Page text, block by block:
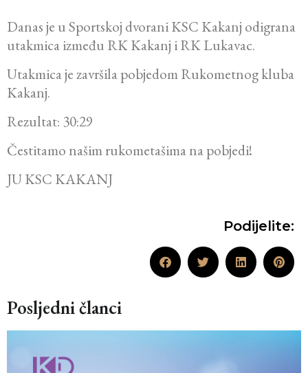
Danas je u Sportskoj dvorani KSC Kakanj odigrana
utakmica između RK Kakanj i RK Lukavac.
Utakmica je završila pobjedom Rukometnog kluba
Kakanj.
Rezultat: 30:29
Čestitamo našim rukometašima na pobjedi!
JU KSC KAKANJ
Podijelite:
Posljedni članci